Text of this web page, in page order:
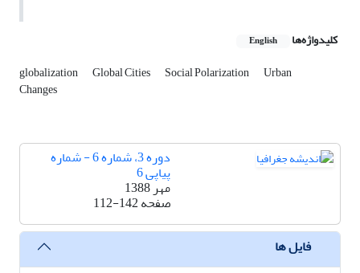
کلیدواژه‌ها English
globalization Global Cities Social Polarization Urban
Changes
دوره 3، شماره 6 - شماره
پیاپی 6
مهر 1388
صفحه112-142
فایل ها